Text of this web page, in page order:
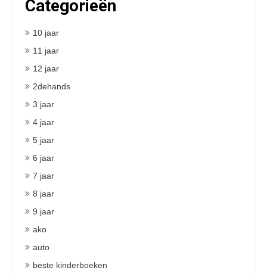
Categorieën
10 jaar
11 jaar
12 jaar
2dehands
3 jaar
4 jaar
5 jaar
6 jaar
7 jaar
8 jaar
9 jaar
ako
auto
beste kinderboeken